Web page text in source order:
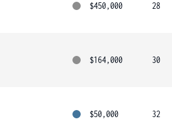
$450,000
28
$164,000
30
$50,000
32